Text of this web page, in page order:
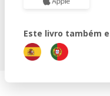
Este livro também